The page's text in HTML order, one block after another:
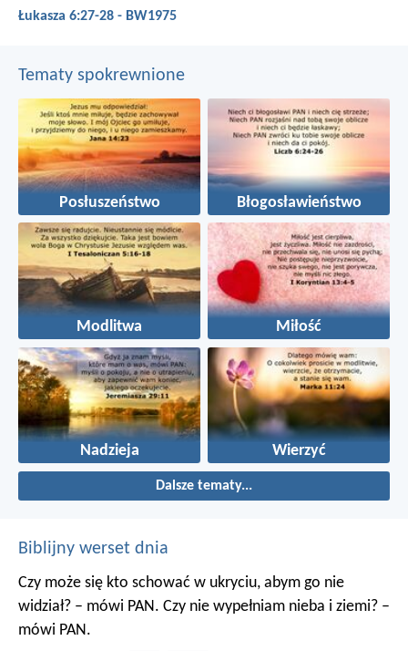
Łukasza 6:27-28 - BW1975
Tematy spokrewnione
Posłuszeństwo Błogosławieństwo
Modlitwa Miłość
Nadzieja Wierzyć
Dalsze tematy...
Biblijny werset dnia
Czy może się kto schować w ukryciu, abym go nie
widział? – mówi PAN. Czy nie wypełniam nieba i ziemi? –
mówi PAN.